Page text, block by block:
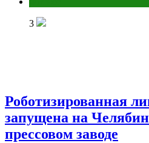
3
Роботизированная
запущена на
прессовом заводе